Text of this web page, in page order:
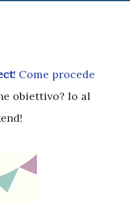
! Come procede
obiettivo? Io al